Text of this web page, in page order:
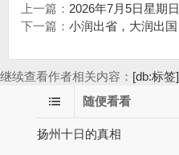
上一篇： 2026年7月5日星期
下一篇： 小润出省，大润出国
继续查看作者相关内容： [db:标签]
随便看看
扬州十日的真相